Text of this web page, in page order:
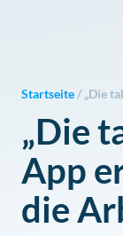
Startseite /„Die
„Die
App
die